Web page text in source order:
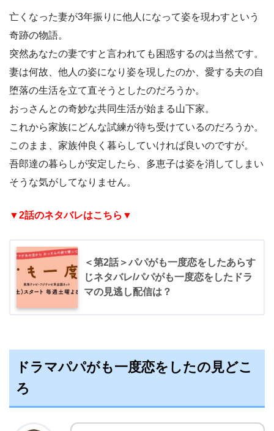
亡くなった妻が3年振りに他人になって姿を現わすという
奇跡の物語。
突然あなたの妻ですと言われても困惑するのは当然です。
妻は何故、他人の姿になり姿を現したのか、愛する夫の自
堕落の生活を立て直そうとしたのだろうか。
おっさんとの奇妙な共同生活が始まる山下家。
これから家族にどんな試練が待ち受けているのだろうか。
このまま、家族仲良く暮らしていければ良いのですが。
吾郎達の暮らしが安定したら、多恵子は姿を消してしまい
そうな気がしてなりません。
▼2話のネタバレはこちら▼
＜第2話＞パパがも一度恋をしたあらす
じネタバレ/パパがも一度恋をしたドラ
マの見逃し配信は？
ドラマパパがも一度恋をしたの見どこ
ろ